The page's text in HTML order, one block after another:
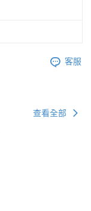
客服
查看全部